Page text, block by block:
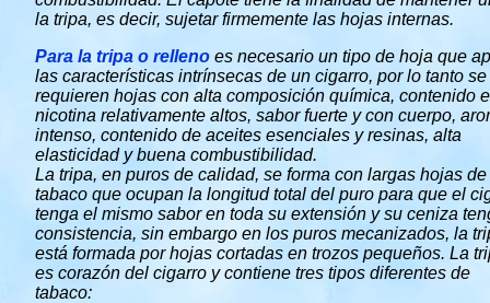
la tripa, es decir, sujetar firmemente las hojas internas.
Para la tripa o relleno es necesario un tipo de hoja que
las características intrínsecas de un cigarro, por lo tanto se
requieren hojas con alta composición química, contenido
nicotina relativamente altos, sabor fuerte y con cuerpo,
intenso, contenido de aceites esenciales y resinas, alta
elasticidad y buena combustibilidad.
La tripa, en puros de calidad, se forma con largas hojas de
tabaco que ocupan la longitud total del puro para que el
tenga el mismo sabor en toda su extensión y su ceniza
consistencia, sin embargo en los puros mecanizados, la
está formada por hojas cortadas en trozos pequeños. La
es corazón del cigarro y contiene tres tipos diferentes de
tabaco: